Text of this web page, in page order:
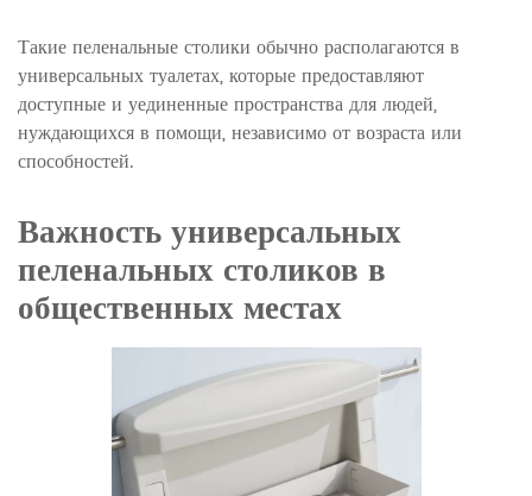
Такие пеленальные столики обычно располагаются в
универсальных туалетах, которые предоставляют
доступные и уединенные пространства для людей,
нуждающихся в помощи, независимо от возраста или
способностей.
Важность универсальных
пеленальных столиков в
общественных местах